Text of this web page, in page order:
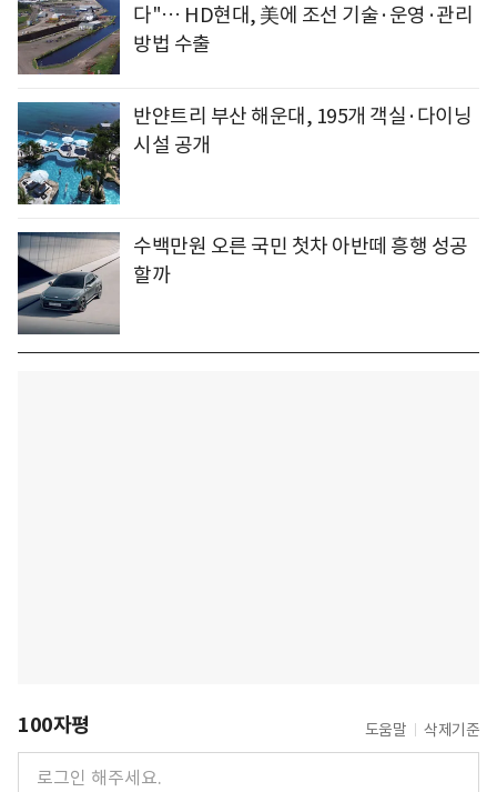
다"… HD현대, 美에 조선 기술·운영·관리
방법 수출
반얀트리 부산 해운대, 195개 객실·다이닝
시설 공개
수백만원 오른 국민 첫차 아반떼 흥행 성공
할까
100자평 도움말 삭제기준